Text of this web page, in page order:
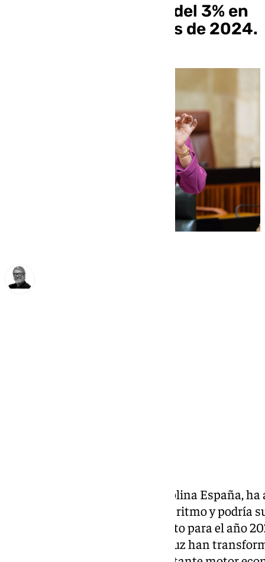
aumento económico del 3% en
Andalucía para finales de 2024.
La consejera de Economía, Carolina España,
andaluza está creciendo a buen ritmo y podría
alcanzando un 3% de crecimiento para el año
las medidas del Gobierno andaluz han